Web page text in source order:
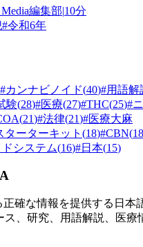
編集部|10分
#令和6年
#カンナビノイド(40)#用語解
験(28)#医療(27)#THC(25)#
(21)#法律(21)#医療大麻
ターターキット (18)#CBN(18
システム(16)#日本(15)
確な情報を提供する日本
ス、研究、用語解説、医療